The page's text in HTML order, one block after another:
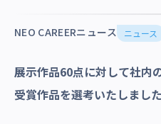
NEO CAREERニュース ニュース
展示作品60点に対して社内
受賞作品を選考いたしました